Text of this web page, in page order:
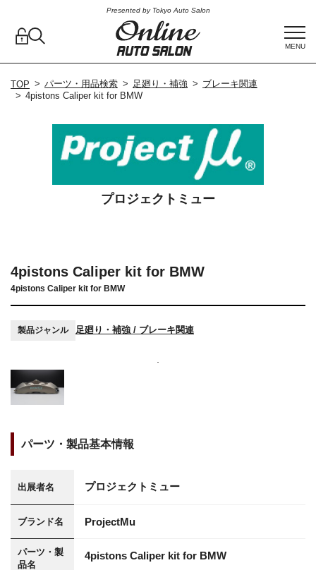
Presented by Tokyo Auto Salon
MENU
TOP パーツ・用品検索 足廻り・補強
ブレーキ関連
4pistons Caliper kit for BMW
4pistons Caliper kit for BMW
4pistons Caliper kit for BMW
製品ジャンル 足廻り・補強 / ブレーキ関連
パーツ・製品基本情報
出展者名 プロジェクトミュー
ブランド名 ProjectMu
パーツ・製
品名
4pistons Caliper kit for BMW
プロジェクトミュー